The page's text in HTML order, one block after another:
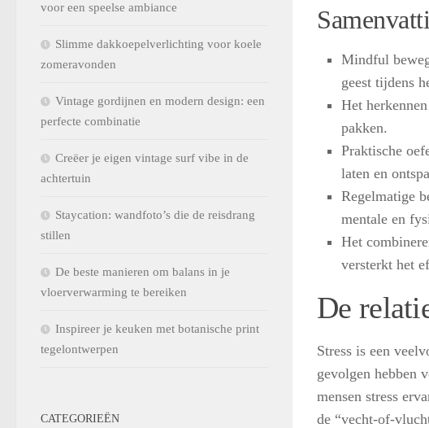
Mindful
geest tijdens
Het
pakken.
Praktische
laten en
Regelmatige
mentale en
Het
versterkt het
De
Stress is een
gevolgen hebben
mensen stress
de “vecht-of-
voor een speelse ambiance
Slimme dakkoepelverlichting voor koele
zomeravonden
Vintage gordijnen en modern design: een
perfecte combinatie
Creëer je eigen vintage surf vibe in de
achtertuin
Staycation: wandfoto’s die de reisdrang
stillen
De beste manieren om balans in je
vloerverwarming te bereiken
Inspireer je keuken met botanische print
tegelontwerpen
CATEGORIEËN